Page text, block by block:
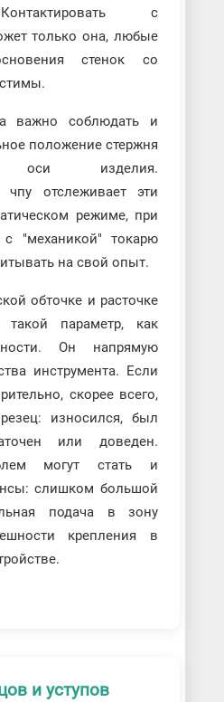
с
только она, любые
стенок со
важно соблюдать и
положение стержня
оси изделия.
отслеживает эти
режиме, при
с "механикой" токарю
на свой опыт.
обточке и расточке
такой параметр, как
Он напрямую
инструмента. Если
скорее всего,
износился, был
или доведен.
могут стать и
слишком большой
подача в зону
крепления в
и уступов